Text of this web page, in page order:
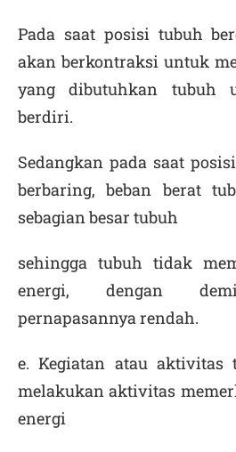
Pada saat posisi tubuh
akan berkontraksi untuk
yang dibutuhkan tubuh
berdiri.
Sedangkan pada saat
berbaring, beban berat
sebagian besar tubuh
sehingga tubuh tidak
energi, dengan
pernapasannya rendah.
e.Kegiatan atau aktivitas
melakukan aktivitas
energi